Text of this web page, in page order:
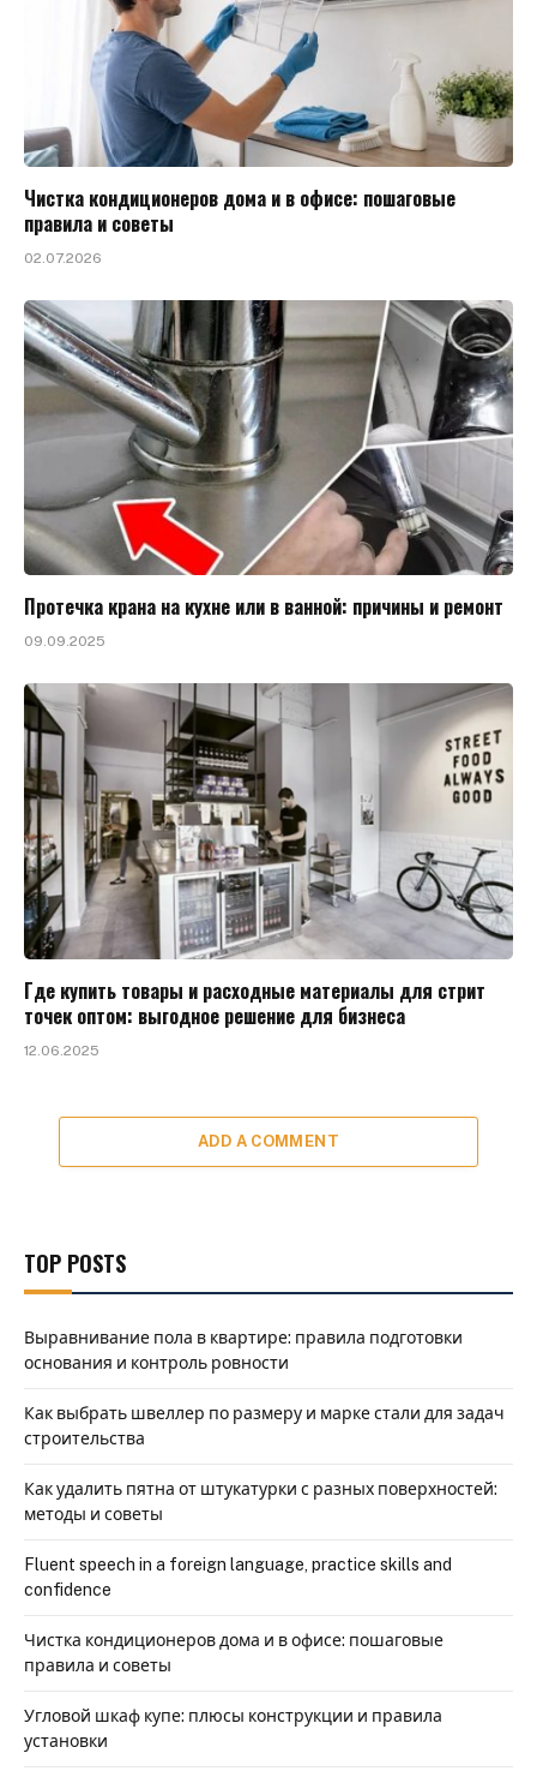
Чистка кондиционеров дома и в офисе: пошаговые
правила и советы
02.07.2026
Протечка крана на кухне или в ванной: причины и ремонт
09.09.2025
Где купить товары и расходные материалы для стрит
точек оптом: выгодное решение для бизнеса
12.06.2025
ADD A COMMENT
TOP POSTS
Выравнивание пола в квартире: правила подготовки
основания и контроль ровности
Как выбрать швеллер по размеру и марке стали для задач
строительства
Как удалить пятна от штукатурки с разных поверхностей:
методы и советы
Fluent speech in a foreign language, practice skills and
confidence
Чистка кондиционеров дома и в офисе: пошаговые
правила и советы
Угловой шкаф купе: плюсы конструкции и правила
установки